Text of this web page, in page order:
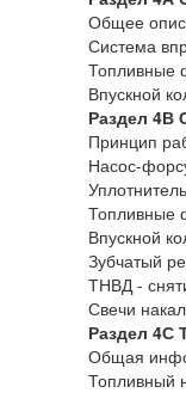
Общее
Система
Топливные
Впускной
Раздел 4В
Принцип
Насос-
Топливные
Впускной
Зубчатый
ТНВД -
Свечи
Раздел 4С
Общая
Топливный